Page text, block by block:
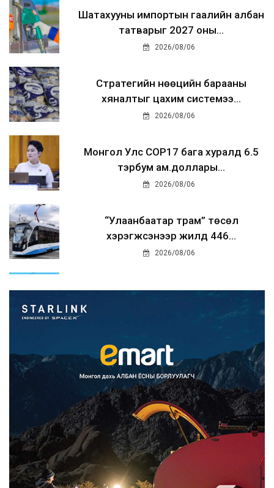
Шатахууны импортын гаалийн албан
татварыг 2027 оны...
2026/08/06
Стратегийн нөөцийн барааны
хяналтыг цахим системээ...
2026/08/06
Монгол Улс COP17 бага хуралд 6.5
тэрбум ам.доллары...
2026/08/06
“Улаанбаатар трам” төсөл
хэрэгжсэнээр жилд 446...
2026/08/06
Автомашины улсын дугаар тэгш
2026/08/06
Улаанбаатарт өдөртөө 29 хэм
дулаан
2026/08/06
Прокурорын байгууллага өнгөрсөн
долоо хоногт 29,44...
2026/08/05